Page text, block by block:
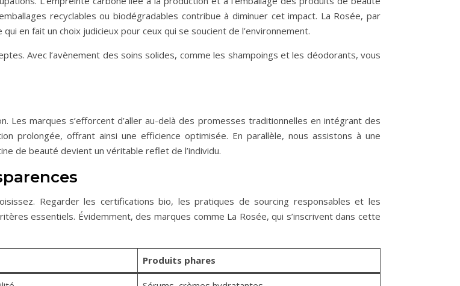
recyclables ou biodégradables contribue à diminuer cet impact. La Rosée, par
en fait un choix judicieux pour ceux qui se soucient de l’environnement.
Avec l’avènement des soins solides, comme les shampoings et les déodorants, vous
Les marques s’efforcent d’aller au-delà des promesses traditionnelles en intégrant des
prolongée, offrant ainsi une efficience optimisée. En parallèle, nous assistons à une
de beauté devient un véritable reflet de l’individu.
Regarder les certifications bio, les pratiques de sourcing responsables et les
essentiels. Évidemment, des marques comme La Rosée, qui s’inscrivent dans cette
Produits phares